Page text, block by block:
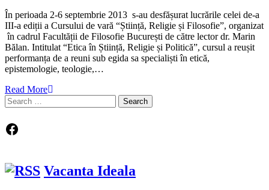
În perioada 2-6 septembrie 2013 s-au desfășurat lucrările celei de-a
III-a ediții a Cursului de vară “Știință, Religie și Filosofie”, organizat
în cadrul Facultății de Filosofie București de către lector dr. Marin
Bălan. Intitulat “Etica în Știință, Religie și Politică”, cursul a reușit
performanța de a reuni sub egida sa specialiști în etică,
epistemologie, teologie,…
Read More
Search
for:
Facebook
Vacanta Ideala